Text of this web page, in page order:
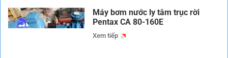
Máy bơm nước ly tâm trục rời
Pentax CA 80-160E
Xem tiếp